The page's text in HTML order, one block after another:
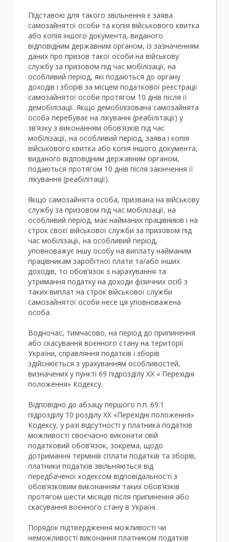
Підставою для такого звільнення є заява
самозайнятої особи та копія військового квитка
або копія іншого документа, виданого
відповідним державним органом, із зазначенням
даних про призов такої особи на військову
службу за призовом під час мобілізації, на
особливий період, які подаються до органу
доходів і зборів за місцем податкової реєстрації
самозайнятої особи протягом 10 днів після її
демобілізації. Якщо демобілізована самозайнята
особа перебуває на лікуванні (реабілітації) у
зв’язку з виконанням обов’язків під час
мобілізації, на особливий період, заява і копія
військового квитка або копія іншого документа,
виданого відповідним державним органом,
подаються протягом 10 днів після закінчення її
лікування (реабілітації).
Якщо самозайнята особа, призвана на військову
службу за призовом під час мобілізації, на
особливий період, має найманих працівників і на
строк своєї військової служби за призовом під
час мобілізації, на особливий період,
уповноважує іншу особу на виплату найманим
працівникам заробітної плати та/або інших
доходів, то обов’язок з нарахування та
утримання податку на доходи фізичних осіб з
таких виплат на строк військової служби
самозайнятої особи несе ця уповноважена
особа.
Водночас, тимчасово, на період до припинення
або скасування воєнного стану на території
України, справляння податків і зборів
здійснюється з урахуванням особливостей,
визначених у пункті 69 підрозділу ХХ « Перехідні
положення» Кодексу.
Відповідно до абзацу першого п.п. 69.1
підрозділу 10 розділу XX «Перехідні положення»
Кодексу, у разі відсутності у платника податків
можливості своєчасно виконати свій
податковий обов’язок, зокрема, щодо
дотримання термінів сплати податків та зборів,
платники податків звільняються від
передбаченої кодексом відповідальності з
обов’язковим виконанням таких обов’язків
протягом шести місяців після припинення або
скасування воєнного стану в Україні.
Порядок підтвердження можливості чи
неможливості виконання платником податків